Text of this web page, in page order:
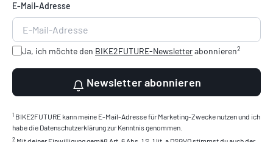
E-Mail-Adresse
Ja, ich möchte den BIKE2FUTURE-Newsletterabonnieren2
Newsletter abonnieren
1 BIKE2FUTURE kann meine E-Mail-Adresse für Marketing-Zwecke nutzen und ich
habe die Datenschutzerklärung zur Kenntnis genommen.
2